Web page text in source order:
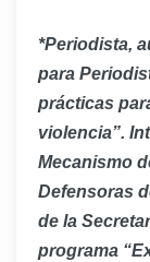
*Periodista,
para
prácticas
violencia”.
Mecanismo
Defensoras
de la
programa